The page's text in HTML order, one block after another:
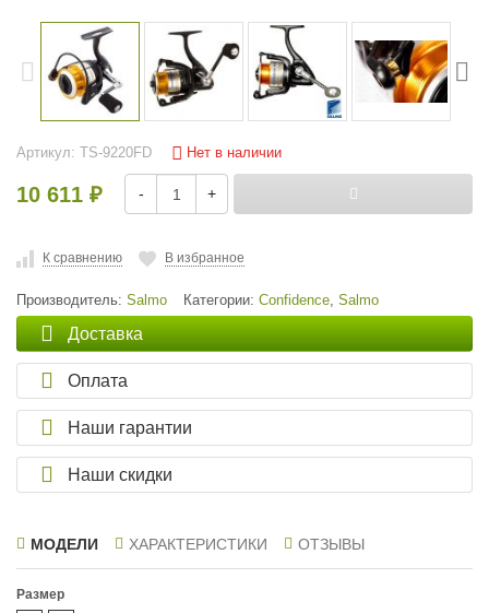
Артикул: TS-9220FD Нет в наличии
10 611 ₽ - +
К сравнению В избранное
Производитель: Salmo Категории: Confidence, Salmo
Доставка
Оплата
Наши гарантии
Наши скидки
МОДЕЛИ ХАРАКТЕРИСТИКИ ОТЗЫВЫ
Размер